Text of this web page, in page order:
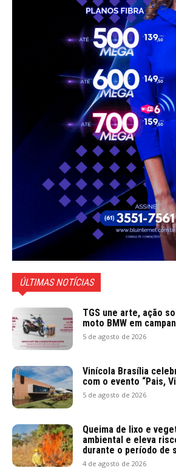
ÚLTIMAS NOTÍCIAS
TGS une arte, ação
moto BMW em
5 de agosto de 2026
Vinícola Brasília
com o evento “Pais,
5 de agosto de 2026
Queima de lixo e
ambiental e eleva
durante o período de
4 de agosto de 2026